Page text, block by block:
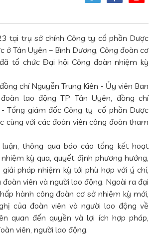
tại trụ sở chính Công ty cổ phần Dược
ở Tân Uyên – Bình Dương, Công đoàn cơ
tổ chức Đại hội Công đoàn nhiệm kỳ
chí Nguyễn Trung Kiên - Ủy viên Ban
lao động TP Tân Uyên, đồng chí
Tổng giám đốc Công ty cổ phần Dược
cùng với các đoàn viên công đoàn tham
thông qua báo cáo tổng kết hoạt
kỳ qua, quyết định phương hướng,
pháp nhiệm kỳ tới phù hợp với ý chí,
viên và người lao động. Ngoài ra đại
hành công đoàn cơ sở nhiệm kỳ mới,
của đoàn viên và người lao động về
quan đến quyền và lợi ích hợp pháp,
viên, người lao động.